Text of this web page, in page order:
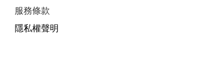
服務條款
隱私權聲明